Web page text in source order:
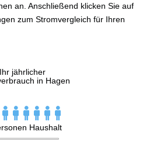
an. Anschließend klicken Sie auf
zum Stromvergleich für Ihren
Ihr jährlicher
in Hagen
Haushalt